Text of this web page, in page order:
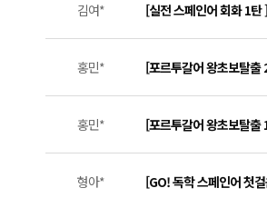
김여* [실전 스페인어 회화 1탄 ]
홍민* [포르투갈어 왕초보탈출
홍민* [포르투갈어 왕초보탈출
형아* [GO! 독학 스페인어 첫